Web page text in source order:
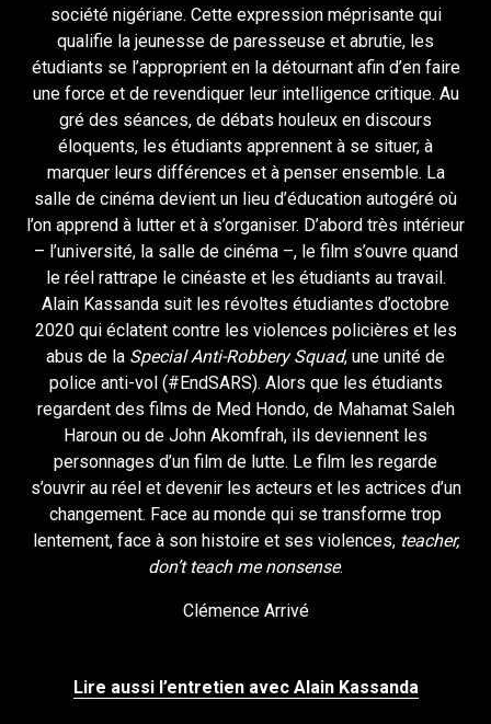
société nigériane. Cette expression méprisante qui
qualifie la jeunesse de paresseuse et abrutie, les
étudiants se l’approprient en la détournant afin d’en faire
une force et de revendiquer leur intelligence critique. Au
gré des séances, de débats houleux en discours
éloquents, les étudiants apprennent à se situer, à
marquer leurs différences et à penser ensemble. La
salle de cinéma devient un lieu d’éducation autogéré où
l’on apprend à lutter et à s’organiser. D’abord très intérieur
­– l’université, la salle de cinéma –, le film s’ouvre quand
le réel rattrape le cinéaste et les étudiants au travail.
Alain Kassanda suit les révoltes étudiantes d’octobre
2020 qui éclatent contre les violences policières et les
abus de la Special Anti-Robbery Squad, une unité de
police anti-vol (#EndSARS). Alors que les étudiants
regardent des films de Med Hondo, de Mahamat Saleh
Haroun ou de John Akomfrah, ils deviennent les
personnages d’un film de lutte. Le film les regarde
s’ouvrir au réel et devenir les acteurs et les actrices d’un
changement. Face au monde qui se transforme trop
lentement, face à son histoire et ses violences,teacher,
don’t teach me nonsense.
Clémence Arrivé
Lire aussi l’entretien avec Alain Kassanda